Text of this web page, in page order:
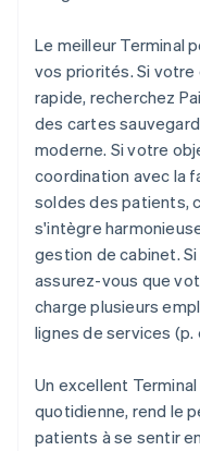
Le meilleur Terminal
vos priorités. Si
rapide, recherchez
des cartes
moderne. Si votre
coordination avec la
soldes des patients,
s'intègre
gestion de cabinet.
assurez-vous que
charge plusieurs
lignes de services
Un excellent
quotidienne, rend le
patients à se sentir